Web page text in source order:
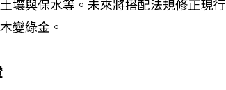
壤與保水等。未來將搭配法規修正現行
變綠金。